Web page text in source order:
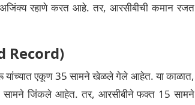
रहाणे करत आहे. तर, आरसीबीची कमान रजत
Record)
यांच्यात एकूण 35 सामने खेळले गेले आहेत. या काळात,
सामने जिंकले आहेत. तर, आरसीबीने फक्त 15 सामने